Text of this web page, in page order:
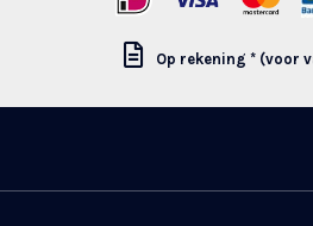
Op rekening * (voor